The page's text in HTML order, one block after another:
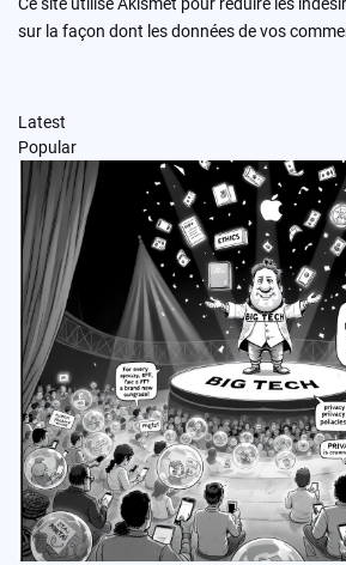
Ce site utilise Akismet pour réduire les
sur la façon dont les données de vos
Latest
Popular